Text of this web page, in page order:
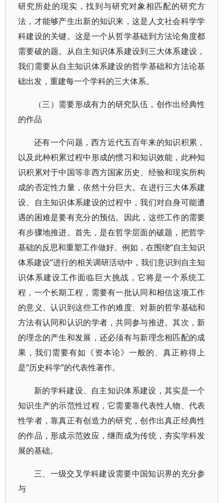
研究所处的现实，找到与研究对象相匹配的研究方
法，才能够产生出新的知识来，这是人文社会科学学
科建设的关键。这是一个从哲学基础到方法论角度都
需要破的题。从自主知识体系建设到三大体系建设，
我们需要从自主知识体系建设的哲学基础和方法论基
础出发，重建每一个学科的三大体系。
（三）需要形成有力的研究队伍，创作出经典性
的作品
还有一个问题，西方近代五百年来的知识积累，
以及此种积累过程中形成的惯习和知识效能，此种知
识积累对于中国等非西方国家历史、经验和现实所构
成的否定性力量，依然十分巨大。在进行三大体系建
设、自主知识体系建设的过程中，我们对自身可能遭
遇的困难是要有充分的预估。因此，这些工作的需要
有步骤地推进。首先，是在哲学层面的破题，把哲学
基础的反思和重塑工作做好。例如，在围绕“自主知识
体系建设”进行的相关调研活动中，我们意识到自主知
识体系建设工作面临巨大挑战，它将是一个系统工
程，一个长期工程，需要有一批认同和相信这项工作
的意义、认识到这些工作的难度、对新的哲学基础和
方法有认同和认识的学者，共同参与推进。其次，新
的理念的产生和发展，还必须有与新理念相匹配的成
果，我们需要有如《资本论》一般的、真正称得上
是“历史科学”的代表性著作。
新的学科建设、自主知识体系建设，其实是一个
知识生产的示范性过程，它需要靠代表性人物、代表
性学者，靠真正有创造力的研究，创作出真正经典性
的作品，形成示范效应，继而成为传统，夯实学科发
展的基础。
三、一级交叉学科建设需要中国知识界的充分参
与